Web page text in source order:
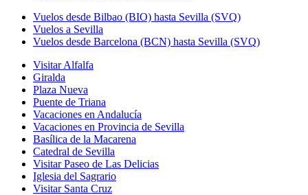
Vuelos desde Bilbao (BIO) hasta Sevilla (SVQ)
Vuelos a Sevilla
Vuelos desde Barcelona (BCN) hasta Sevilla (SVQ)
Visitar Alfalfa
Giralda
Plaza Nueva
Puente de Triana
Vacaciones en Andalucía
Vacaciones en Provincia de Sevilla
Basílica de la Macarena
Catedral de Sevilla
Visitar Paseo de Las Delicias
Iglesia del Sagrario
Visitar Santa Cruz